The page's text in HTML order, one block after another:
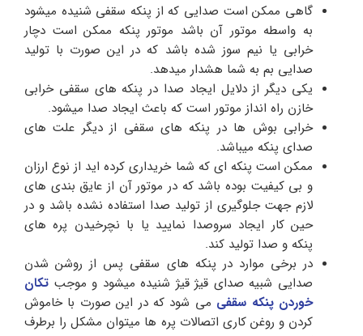
گاهی ممکن است صدایی که از پنکه سقفی شنیده میشود
به واسطه موتور آن باشد موتور پنکه ممکن است دچار
خرابی یا نیم سوز شده باشد که در این صورت با تولید
صدایی بم به شما هشدار میدهد.
یکی دیگر از دلایل ایجاد صدا در پنکه های سقفی خرابی
خازن راه انداز موتور است که باعث ایجاد صدا میشود.
خرابی بوش ها در پنکه های سقفی از دیگر علت های
صدای پنکه میباشد.
ممکن است پنکه ای که شما خریداری کرده اید از نوع ارزان
و بی کیفیت بوده باشد که در موتور آن از عایق بندی های
لازم جهت جلوگیری از تولید صدا استفاده نشده باشد و در
حین کار ایجاد سروصدا نمایید یا با نچرخیدن پره های
پنکه و صدا تولید کند.
در برخی موارد در پنکه های سقفی پس از روشن شدن
صدایی شبیه صدای قیژ قیژ شنیده میشود و موجب تکان
خوردن پنکه سقفی می شود که در این صورت با خاموش
کردن و روغن کاری اتصالات پره ها میتوان مشکل را برطرف